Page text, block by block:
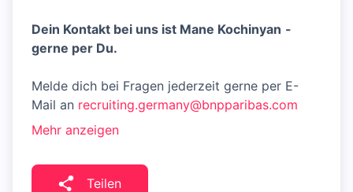
Dein Kontakt bei uns ist Mane Kochinyan -
gerne per Du.
Melde dich bei Fragen jederzeit gerne per E-
Mail an recruiting.germany@bnpparibas.com
Mehr anzeigen
Teilen